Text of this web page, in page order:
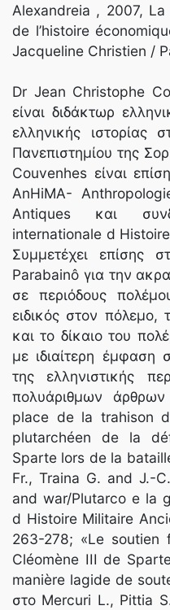
Alexandreia , 2007,
de l’histoire
Jacqueline Christien /
Dr Jean Christophe
είναι διδάκτωρ
ελληνικής ιστορίας
Πανεπιστημίου της
Couvenhes είναι
AnHiMA-
Antiques και
internationale d
Συμμετέχει επίσης
Parabainô για την
σε περιόδους
ειδικός στον πόλεμο,
και το δίκαιο του
με ιδιαίτερη έμφαση
της ελληνιστικής
πολυάριθμων
place de la trahison
plutarchéen de la
Sparte lors de la
Fr., Traina G. and J.-
and war/Plutarco e la
d Histoire Militaire
263-278; «Le soutien
Cléomène III de
manière lagide de
στο Mercuri L., Pittia